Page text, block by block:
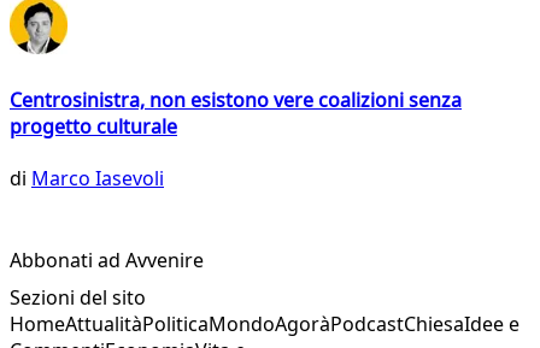
Centrosinistra, non esistono vere coalizioni senza
progetto culturale
di Marco Iasevoli
Abbonati ad Avvenire
Sezioni del sito
HomeAttualitàPoliticaMondoAgoràPodcastChiesaIdee e